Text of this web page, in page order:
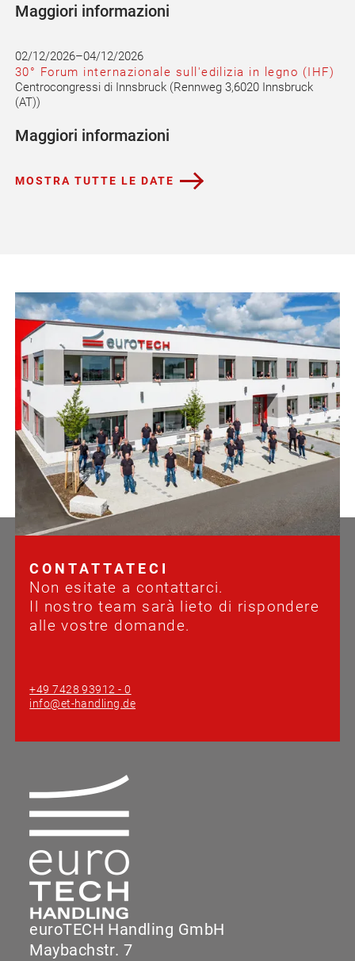
Maggiori informazioni
02/12/2026–04/12/2026
30° Forum internazionale sull'edilizia in legno (IHF)
Centrocongressi di Innsbruck(Rennweg 3,6020 Innsbruck
(AT))
Maggiori informazioni
MOSTRA TUTTE LE DATE
CONTATTATECI
Non esitate a contattarci.
Il nostro team sarà lieto di rispondere
alle vostre domande.
+49 7428 93912 - 0
info@et-handling.de
euroTECH Handling GmbH
Maybachstr. 7